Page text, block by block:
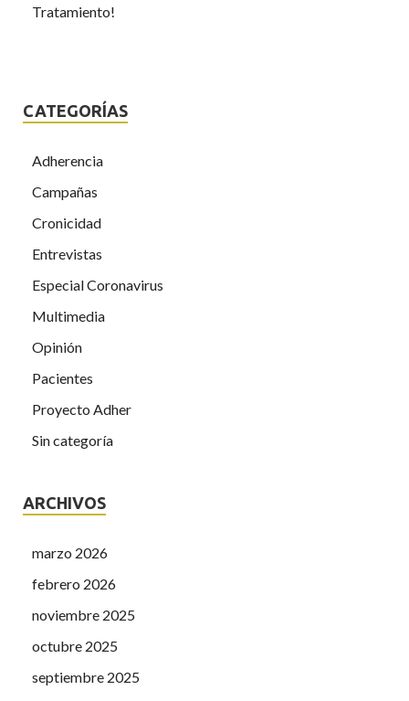
Tratamiento!
CATEGORÍAS
Adherencia
Campañas
Cronicidad
Entrevistas
Especial Coronavirus
Multimedia
Opinión
Pacientes
Proyecto Adher
Sin categoría
ARCHIVOS
marzo 2026
febrero 2026
noviembre 2025
octubre 2025
septiembre 2025